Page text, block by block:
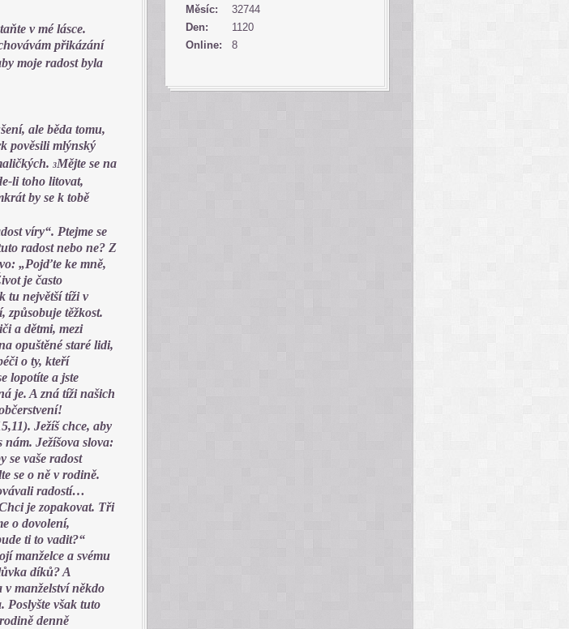
v mé lásce.
přikázání
moje radost byla
ale běda tomu,
pověsili mlýnský
3Mějte se na
li toho litovat,
by se k tobě
víry“. Ptejme se
radost nebo ne? Z
„Pojďte ke mně,
je často
tu největší tíži v
způsobuje těžkost.
a dětmi, mezi
opuštěné staré lidi,
o ty, kteří
lopotíte a jste
je. A zná tíži našich
Ježíš chce, aby
Ježíšova slova:
se vaše radost
se o ně v rodině.
radostí…
je zopakovat. Tři
o dovolení,
ti to vadit?“
manželce a svému
díků? A
manželství někdo
Poslyšte však tuto
denně
Online: 8
Měsíc:
32744
Den:
1120